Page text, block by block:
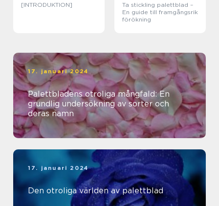
[INTRODUKTION]
Ta stickling palettblad –
En guide till framgångsrik
förökning
17. januari 2024
Palettbladens otroliga mångfald: En
grundlig undersökning av sorter och
deras namn
17. januari 2024
Den otroliga världen av palettblad